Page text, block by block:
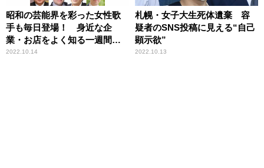
昭和の芸能界を彩った女性歌
手も毎日登場！ 身近な企
業・お店をよく知る一週間
ニッポン放送『垣花正 あな
2022.10.14
札幌・女子大生死体遺棄 容
疑者のSNS投稿に見える“自己
顕示欲”
2022.10.13